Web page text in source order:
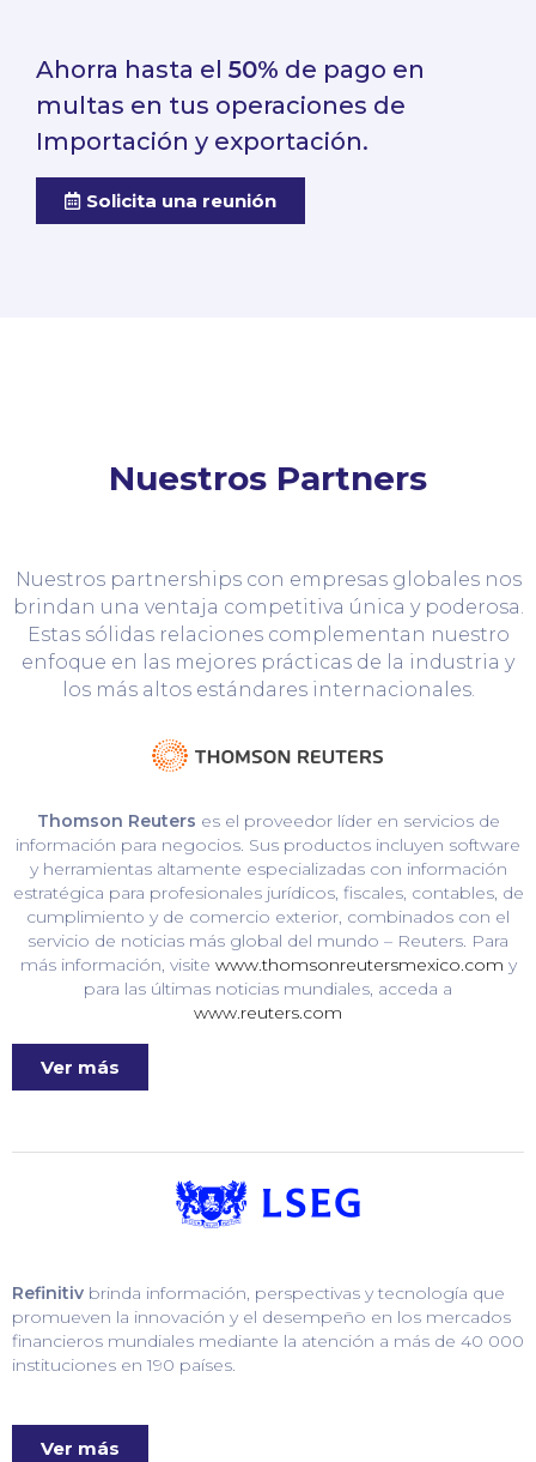
Ahorra hasta el 50% de pago en
multas en tus operaciones de
Importación y exportación.
Solicita una reunión
Nuestros Partners
Nuestros partnerships con empresas globales nos
brindan una ventaja competitiva única y poderosa.
Estas sólidas relaciones complementan nuestro
enfoque en las mejores prácticas de la industria y
los más altos estándares internacionales.
Thomson Reuters es el proveedor líder en servicios de
información para negocios. Sus productos incluyen software
y herramientas altamente especializadas con información
estratégica para profesionales jurídicos, fiscales, contables, de
cumplimiento y de comercio exterior, combinados con el
servicio de noticias más global del mundo – Reuters. Para
más información, visite www.thomsonreutersmexico.com y
para las últimas noticias mundiales, acceda a
www.reuters.com
Ver más
Refinitiv brinda información, perspectivas y tecnología que
promueven la innovación y el desempeño en los mercados
financieros mundiales mediante la atención a más de 40 000
instituciones en 190 países.
Ver más